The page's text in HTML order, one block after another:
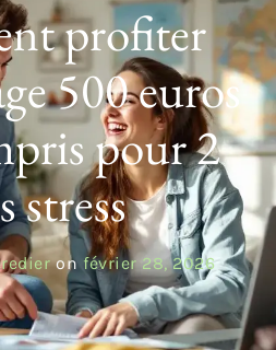
profiter
500 euros
pour 2
stress
on février 28, 2026